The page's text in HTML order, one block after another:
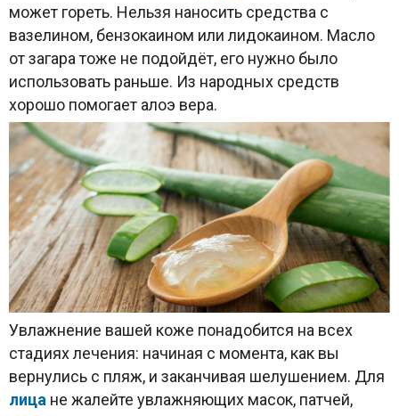
может гореть. Нельзя наносить средства с
вазелином, бензокаином или лидокаином. Масло
от загара тоже не подойдёт, его нужно было
использовать раньше. Из народных средств
хорошо помогает алоэ вера.
Увлажнение вашей коже понадобится на всех
стадиях лечения: начиная с момента, как вы
вернулись с пляж, и заканчивая шелушением. Для
лица не жалейте увлажняющих масок, патчей,